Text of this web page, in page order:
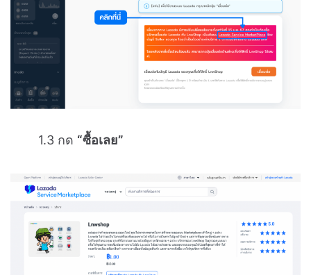
1.3 กด “ซื้อเลย”